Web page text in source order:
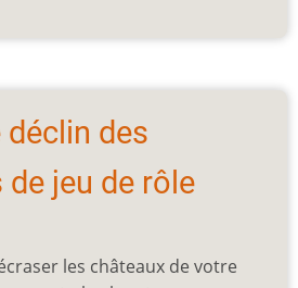
déclin des
jeu de rôle
les châteaux de votre